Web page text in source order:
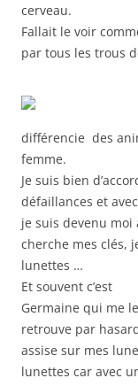
cerveau.
Fallait le voir
par tous les trous
différencie des
femme.
Je suis bien
défaillances et
je suis devenu
cherche mes clés,
lunettes …
Et souvent c’est
Germaine qui me
retrouve par
assise sur mes
lunettes car avec